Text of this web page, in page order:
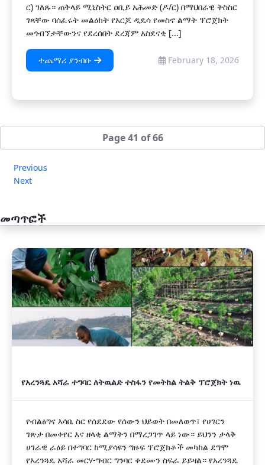
ር) ገለጹ። ጠቅላይ ሚኒስትር ዐቢይ አሕመድ (ዶ/ር) በማህበራዊ ትስስር
ገጻቸው ባሰፈሩት መልዕክት የአርጆ ዲዴሳ የመስኖ ልማት ፕሮጀክት
መጎብኘታቸውንና የደረሰበት ደረጃም አስደናቂ [...]
ተጨማሪ ያንብቡ February 18, 2026
Page 41 of 66
Previous
Next
መጣጥፎች
አዲስ
የአረንጓዴ አሻራ ተግባር ለትዉልድ ተስፋን የመትከል ትልቅ ፕሮጀክት ነዉ
የብልፅግና እሳቤ ስር የሰደደው የሰውን ህይወት በመለወጥ፣ የሀገርን
ገጽታ በመቀየር እና ዘላቂ ልማትን በማረጋገጥ ላይ ነው። ይህንን ታላቅ
ሀገራዊ ራዕይ በተግባር ከሚያሳዩን ግዙፍ ፕሮጀክቶች መካከል ደግሞ
የአረንጓዴ አሻራ መርሃ-ግብር ግንባር ቀደሙን ስፍራ ይይዛል። የአረንጓዴ